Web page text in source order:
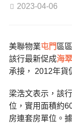
2023-04-06
美聯物業屯門區
該行最新促成海
承接， 2012年貨
梁浩文表示，該
位，實用面積約
房連套房單位。